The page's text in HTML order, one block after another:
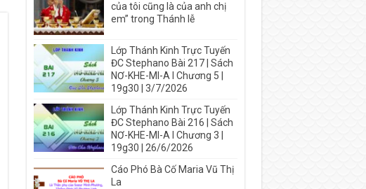
của tôi cũng là của anh chị
em” trong Thánh lễ
Lớp Thánh Kinh Trực Tuyến
ĐC Stephano Bài 217 | Sách
NƠ-KHE-MI-A I Chương 5 |
19g30 | 3/7/2026
Lớp Thánh Kinh Trực Tuyến
ĐC Stephano Bài 216 | Sách
NƠ-KHE-MI-A I Chương 3 |
19g30 | 26/6/2026
Cáo Phó Bà Cố Maria Vũ Thị
La